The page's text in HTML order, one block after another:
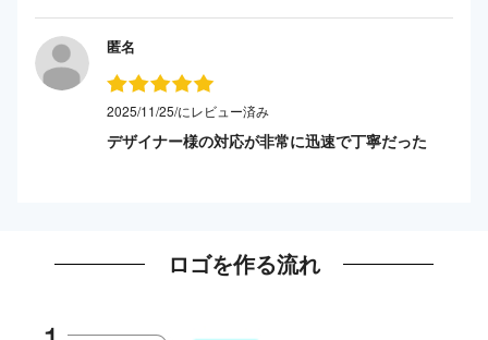
匿名
2025/11/25/にレビュー済み
デザイナー様の対応が非常に迅速で丁寧だった
ロゴを作る流れ